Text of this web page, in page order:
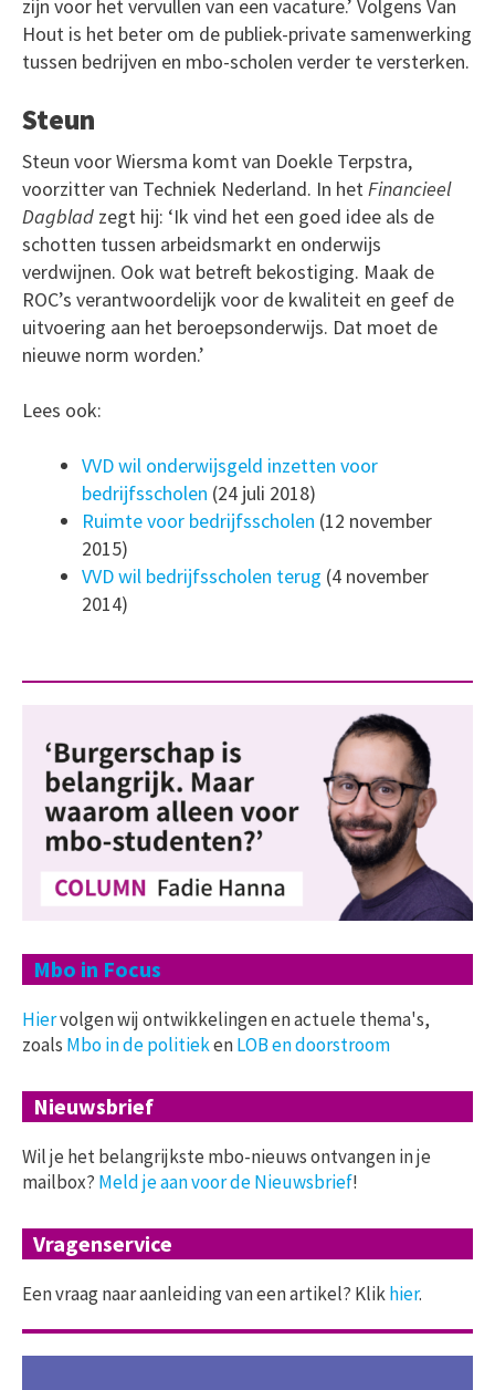
zijn voor het vervullen van een vacature.’ Volgens Van
Hout is het beter om de publiek-private samenwerking
tussen bedrijven en mbo-scholen verder te versterken.
Steun
Steun voor Wiersma komt van Doekle Terpstra,
voorzitter van Techniek Nederland. In hetFinancieel
Dagblad zegt hij: ‘Ik vind het een goed idee als de
schotten tussen arbeidsmarkt en onderwijs
verdwijnen. Ook wat betreft bekostiging. Maak de
ROC’s verantwoordelijk voor de kwaliteit en geef de
uitvoering aan het beroepsonderwijs. Dat moet de
nieuwe norm worden.’
Lees ook:
VVD wil onderwijsgeld inzetten voor
bedrijfsscholen (24 juli 2018)
Ruimte voor bedrijfsscholen (12 november
2015)
VVD wil bedrijfsscholen terug (4 november
2014)
Mbo in Focus
Hiervolgen wij ontwikkelingen en actuele thema's,
zoals Mbo in de politiekenLOB en doorstroom
Nieuwsbrief
Wil je het belangrijkste mbo-nieuws ontvangen in je
mailbox? Meld je aan voor de Nieuwsbrief!
Vragenservice
Een vraag naar aanleiding van een artikel? Klikhier.